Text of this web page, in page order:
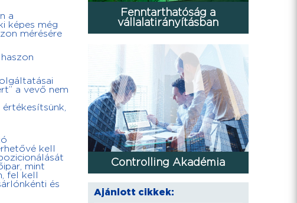
a
képes még
mérésére
a vevő nem
kell
mint
fel kell
és
Fenntarthatóság a
vállalatirányításban
Controlling Akadémia
Ajánlott cikkek: